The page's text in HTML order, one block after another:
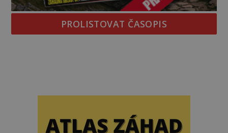
PROLISTOVAT ČASOPIS